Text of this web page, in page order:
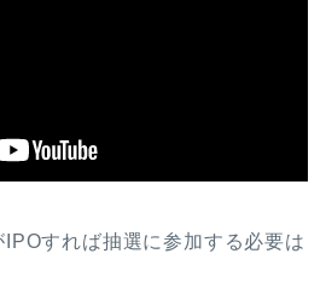
すれば抽選に参加する必要は